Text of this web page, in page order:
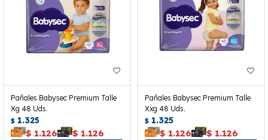
Pañales Babysec Premium Talle
Xg 48 Uds.
$ 1.325
$ 1.126 $ 1.126
Pañales Babysec Premium Talle
Xxg 48 Uds.
$ 1.325
$ 1.126 $ 1.126